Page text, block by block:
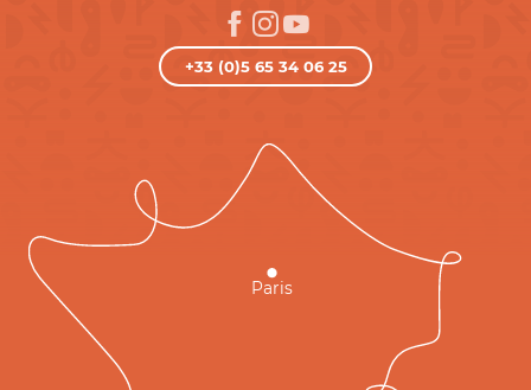
+33 (0)5 65 34 06 25
Paris